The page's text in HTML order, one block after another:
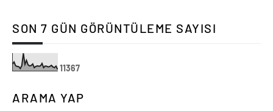
SON 7 GÜN GÖRÜNTÜLEME SAYISI
11367
ARAMA YAP